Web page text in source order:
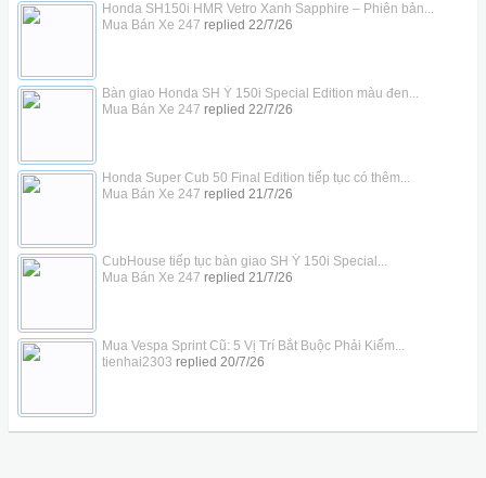
Honda SH150i HMR Vetro Xanh Sapphire – Phiên bản...
Mua Bán Xe 247 replied 22/7/26
Bàn giao Honda SH Ý 150i Special Edition màu đen...
Mua Bán Xe 247 replied 22/7/26
Honda Super Cub 50 Final Edition tiếp tục có thêm...
Mua Bán Xe 247 replied 21/7/26
CubHouse tiếp tục bàn giao SH Ý 150i Special...
Mua Bán Xe 247 replied 21/7/26
Mua Vespa Sprint Cũ: 5 Vị Trí Bắt Buộc Phải Kiểm...
tienhai2303 replied 20/7/26